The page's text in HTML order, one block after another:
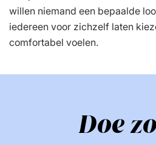
willen niemand een bepaalde
iedereen voor zichzelf laten
comfortabel voelen.
Doe